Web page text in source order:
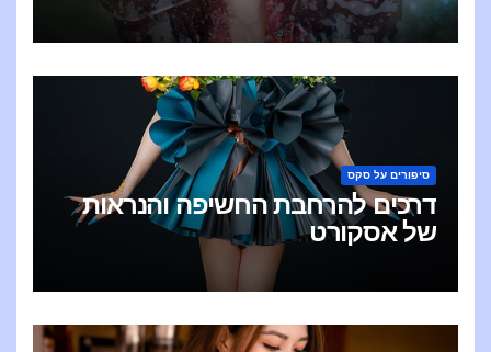
סיפורים על סקס
דרכים להרחבת החשיפה והנראות
של אסקורט